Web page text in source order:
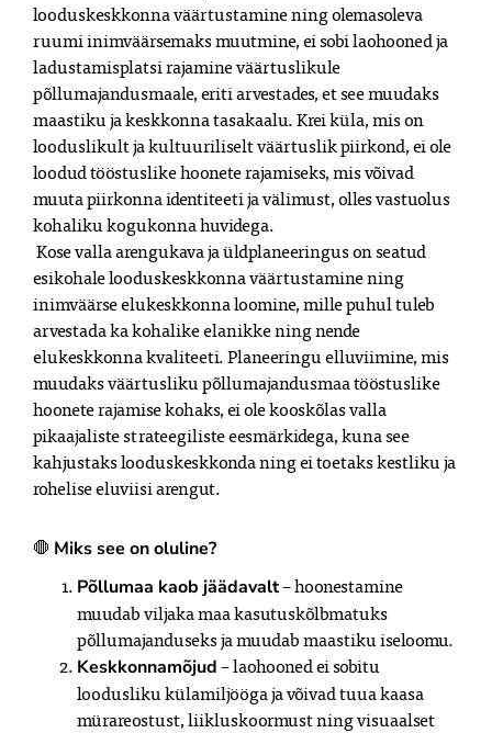
looduskeskkonna väärtustamine ning olemasoleva
ruumi inimväärsemaks muutmine, ei sobi laohooned ja
ladustamisplatsi rajamine väärtuslikule
põllumajandusmaale, eriti arvestades, et see muudaks
maastiku ja keskkonna tasakaalu. Krei küla, mis on
looduslikult ja kultuuriliselt väärtuslik piirkond, ei ole
loodud tööstuslike hoonete rajamiseks, mis võivad
muuta piirkonna identiteeti ja välimust, olles vastuolus
kohaliku kogukonna huvidega.
esikohale looduskeskkonna väärtustamine ning
inimväärse elukeskkonna loomine, mille puhul tuleb
arvestada ka kohalike elanikke ning nende
elukeskkonna kvaliteeti. Planeeringu elluviimine, mis
muudaks väärtusliku põllumajandusmaa tööstuslike
hoonete rajamise kohaks, ei ole kooskõlas valla
pikaajaliste strateegiliste eesmärkidega, kuna see
kahjustaks looduskeskkonda ning ei toetaks kestliku ja
🛑 Miks see on oluline?
Põllumaa kaob jäädavalt – hoonestamine
muudab viljaka maa kasutuskõlbmatuks
põllumajanduseks ja muudab maastiku iseloomu.
Keskkonnamõjud – laohooned ei sobitu
loodusliku külamiljööga ja võivad tuua kaasa
mürareostust, liikluskoormust ning visuaalset